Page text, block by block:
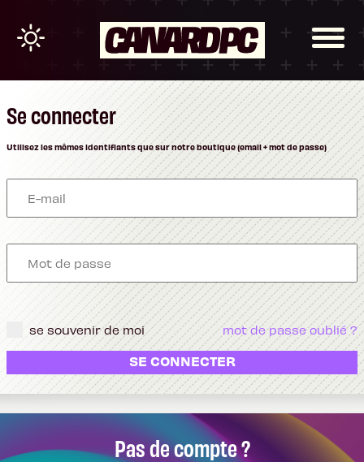
Pas de compte ?
Se connecter
Utilisez les mêmes identifiants que sur notre boutique (email + mot de passe)
se souvenir de moi mot de passe oublié ?
SE CONNECTER